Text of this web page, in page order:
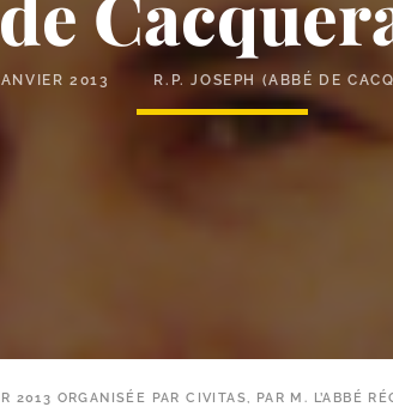
2013 R.P. JOSEPH (ABBÉ DE
ORGANISÉE PAR CIVITAS, PAR M. L’ABBÉ